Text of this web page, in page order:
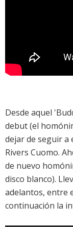
Desde aquel
debut (el
dejar de seguir a
Rivers Cuomo.
de nuevo
disco blanco).
adelantos, entre
continuación la